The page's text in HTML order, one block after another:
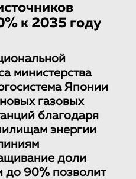
к 2035 году
министерства
Японии
газовых
благодаря
энергии
доли
до 90% позволит